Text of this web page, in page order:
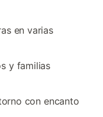
en varias
y familias
con encanto